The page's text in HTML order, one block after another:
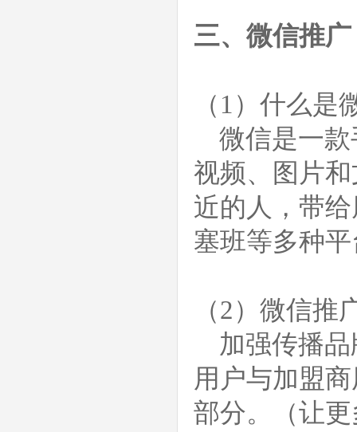
三、微信推广
（1）什么是
微信是一款
视频、图片
近的人，带
塞班等多种
（2）微信推
加强传播品
用户与加盟
部分。（让